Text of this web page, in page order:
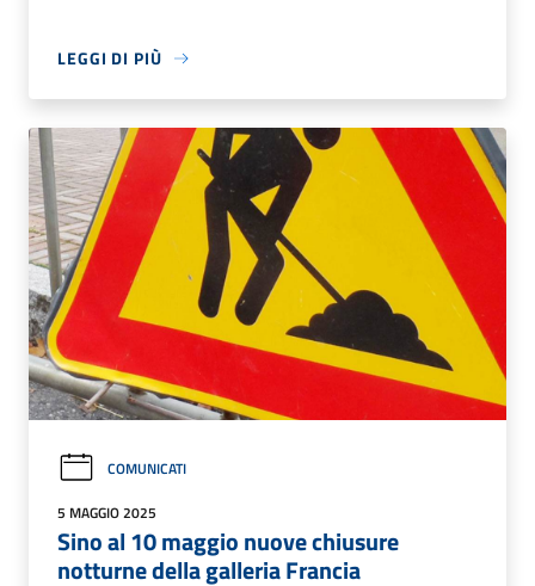
LEGGI DI PIÙ
COMUNICATI
5 MAGGIO 2025
Sino al 10 maggio nuove chiusure
notturne della galleria Francia